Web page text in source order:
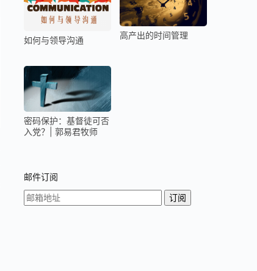
如何与领导沟通 高产出的时间管理
密码保护：基督徒可否
入党？| 郭易君牧师
邮件订阅